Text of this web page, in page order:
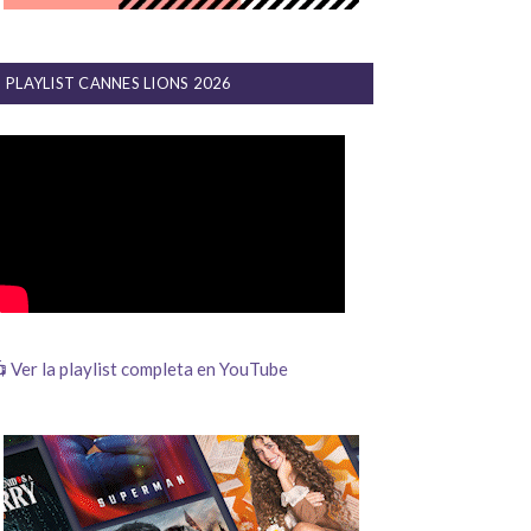
PLAYLIST CANNES LIONS 2026
Ver la playlist completa en YouTube